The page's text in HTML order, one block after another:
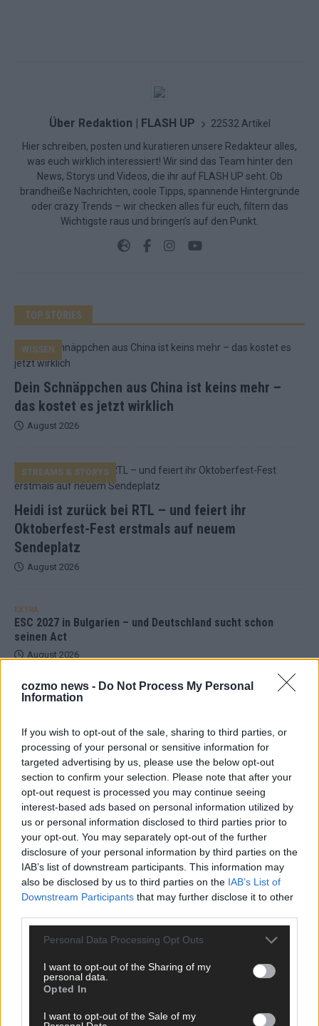
cozmo news - Do Not Process My Personal
Information
If you wish to opt-out of the sale, sharing to third parties, or
processing of your personal or sensitive information for
targeted advertising by us, please use the below opt-out
section to confirm your selection. Please note that after your
opt-out request is processed you may continue seeing
interest-based ads based on personal information utilized by
us or personal information disclosed to third parties prior to
your opt-out. You may separately opt-out of the further
disclosure of your personal information by third parties on the
IAB’s list of downstream participants. This information may
also be disclosed by us to third parties on the IAB’s List of
Downstream Participants that may further disclose it to other
Personal Data Processing Opt Outs
I want to opt-out of the Sharing of my
personal data.
Opted In
I want to opt-out of the Sale of my
Über Redaktion | FLASH UP 22532 Artikel
Hier schreiben, posten und kuratieren unsere Redakteur alles,
was euch wirklich interessiert! Wir sind das Team hinter den
News, Storys und Videos, die ihr auf FLASH UP seht. Ob
brandheiße Nachrichten, coole Tipps, spannende Hintergründe
oder crazy Trends – wir checken alles für euch, filtern das
Wichtigste raus und bringen’s auf den Punkt.
TOP STORIES
Dein Schnäppchen aus China ist keins mehr –
das kostet es jetzt wirklich
WISSEN
August 2026
Heidi ist zurück bei RTL – und feiert ihr
Oktoberfest-Fest erstmals auf neuem
Sendeplatz
STREAMS & STORYS
August 2026
EXTRA
ESC 2027 in Bulgarien – und Deutschland sucht schon
seinen Act
August 2026
EXTRA
Juni 2026
DARA gewinnt verdient, Israel beunruhigend – unser
Kommentar zum ESC 2026
Mai 2026
KOMMENTAR
ESC-Finale morgen: Finnland Favorit, Australien
aufgestiegen – alle 25 Acts im Kurzcheck
Mai 2026
JJ hat den Abend gerettet – der Rest des ESC-Halbfinales
war solide, aber kein Feuerwerk